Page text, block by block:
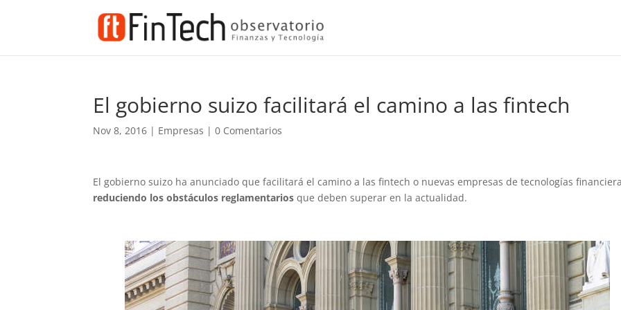
El gobierno suizo facilitará el camino a las fintech
Nov 8, 2016 | Empresas |0 Comentarios
El gobierno suizo ha anunciado que facilitará el camino a las fintech o nuevas empresas de tecnologías
reduciendo los obstáculos reglamentarios que deben superar en la actualidad.